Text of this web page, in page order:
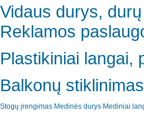
Vidaus durys,
Reklamos
Plastikiniai langai,
Balkonų stiklinimas
Stogų įrengimas Medinės durys Mediniai